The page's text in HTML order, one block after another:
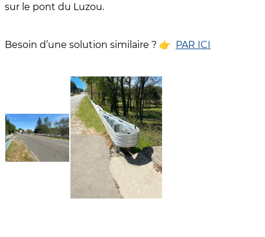
sur le pont du Luzou.
Besoin d’une solution similaire ? 👉 PAR ICI